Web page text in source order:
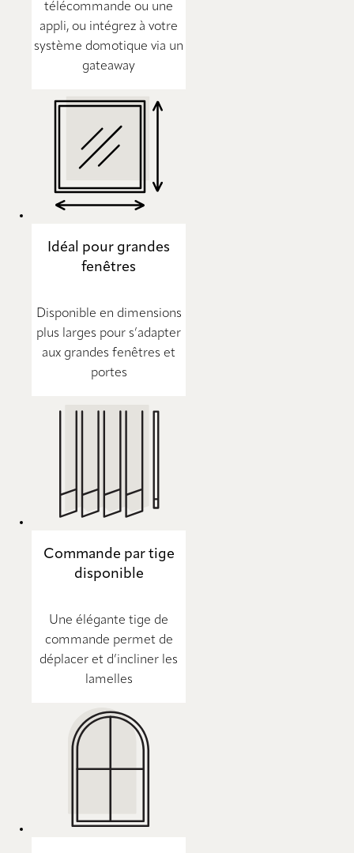
télécommande ou une
appli, ou intégrez à votre
système domotique via un
gateaway
Idéal pour grandes
fenêtres
Disponible en dimensions
plus larges pour s’adapter
aux grandes fenêtres et
portes
Commande par tige
disponible
Une élégante tige de
commande permet de
déplacer et d’incliner les
lamelles